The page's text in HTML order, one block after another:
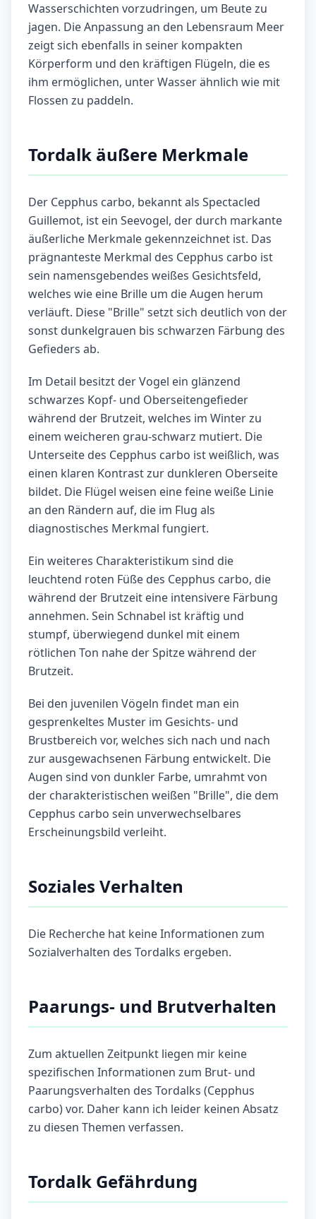
Wasserschichten vorzudringen, um Beute zu
jagen. Die Anpassung an den Lebensraum Meer
zeigt sich ebenfalls in seiner kompakten
Körperform und den kräftigen Flügeln, die es
ihm ermöglichen, unter Wasser ähnlich wie mit
Flossen zu paddeln.
Tordalk äußere Merkmale
Der Cepphus carbo, bekannt als Spectacled
Guillemot, ist ein Seevogel, der durch markante
äußerliche Merkmale gekennzeichnet ist. Das
prägnanteste Merkmal des Cepphus carbo ist
sein namensgebendes weißes Gesichtsfeld,
welches wie eine Brille um die Augen herum
verläuft. Diese "Brille" setzt sich deutlich von der
sonst dunkelgrauen bis schwarzen Färbung des
Gefieders ab.
Im Detail besitzt der Vogel ein glänzend
schwarzes Kopf- und Oberseitengefieder
während der Brutzeit, welches im Winter zu
einem weicheren grau-schwarz mutiert. Die
Unterseite des Cepphus carbo ist weißlich, was
einen klaren Kontrast zur dunkleren Oberseite
bildet. Die Flügel weisen eine feine weiße Linie
an den Rändern auf, die im Flug als
diagnostisches Merkmal fungiert.
Ein weiteres Charakteristikum sind die
leuchtend roten Füße des Cepphus carbo, die
während der Brutzeit eine intensivere Färbung
annehmen. Sein Schnabel ist kräftig und
stumpf, überwiegend dunkel mit einem
rötlichen Ton nahe der Spitze während der
Brutzeit.
Bei den juvenilen Vögeln findet man ein
gesprenkeltes Muster im Gesichts- und
Brustbereich vor, welches sich nach und nach
zur ausgewachsenen Färbung entwickelt. Die
Augen sind von dunkler Farbe, umrahmt von
der charakteristischen weißen "Brille", die dem
Cepphus carbo sein unverwechselbares
Erscheinungsbild verleiht.
Soziales Verhalten
Die Recherche hat keine Informationen zum
Sozialverhalten des Tordalks ergeben.
Paarungs- und Brutverhalten
Zum aktuellen Zeitpunkt liegen mir keine
spezifischen Informationen zum Brut- und
Paarungsverhalten des Tordalks (Cepphus
carbo) vor. Daher kann ich leider keinen Absatz
zu diesen Themen verfassen.
Tordalk Gefährdung